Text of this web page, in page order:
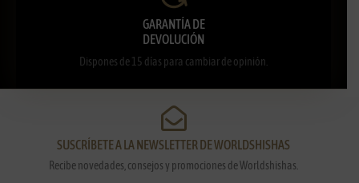
GARANTÍA DE
DEVOLUCIÓN
Dispones de 15 días para cambiar de opinión.
SUSCRÍBETE A LA NEWSLETTER DE WORLDSHISHAS
Recibe novedades, consejos y promociones de Worldshishas.